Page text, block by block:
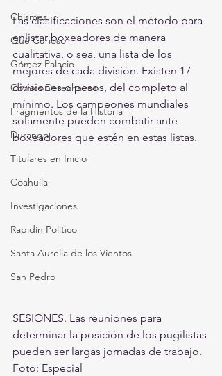
Chismes
Qué Curioso
Gómez Palacio
Comics Derechairos
Fragmentos de la Historia
Durango
Titulares en Inicio
Coahuila
Investigaciones
Rapidín Político
Santa Aurelia de los Vientos
San Pedro
Las clasificaciones son el método para
enlistar boxeadores de manera
cualitativa, o sea, una lista de los
mejores de cada división. Existen 17
divisiones o pesos, del completo al
mínimo. Los campeones mundiales
solamente pueden combatir ante
boxeadores que estén en estas listas.
SESIONES. Las reuniones para
determinar la posición de los pugilistas
pueden ser largas jornadas de trabajo.
Foto: Especial